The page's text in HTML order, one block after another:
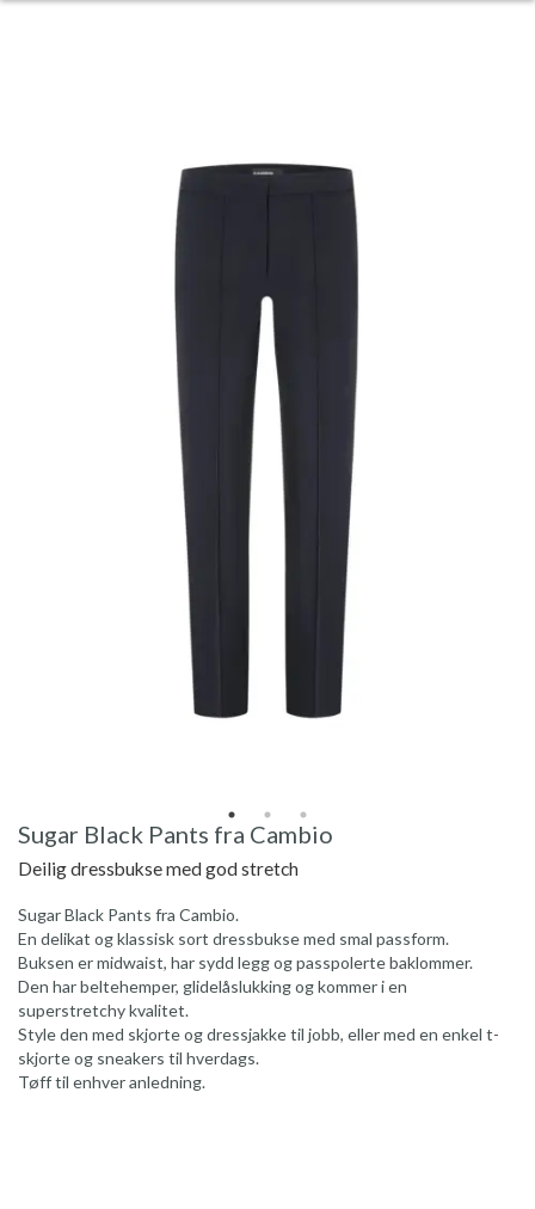
Sugar Black Pants fra Cambio
Deilig dressbukse med god stretch
Sugar Black Pants fra Cambio.
En delikat og klassisk sort dressbukse med smal passform.
Buksen er midwaist, har sydd legg og passpolerte baklommer.
Den har beltehemper, glidelåslukking og kommer i en
superstretchy kvalitet.
Style den med skjorte og dressjakke til jobb, eller med en enkel t-
skjorte og sneakers til hverdags.
Tøff til enhver anledning.